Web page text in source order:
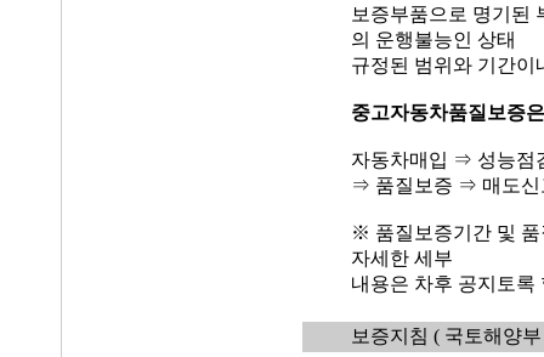
보증부품으로 명기된
의 운행불능인 상태
규정된 범위와 기간이
중고자동차품질보증은
자동차매입 ⇒ 성능점
⇒ 품질보증 ⇒ 매도신
※ 품질보증기간 및 품
자세한 세부
내용은 차후 공지토록
보증지침 ( 국토해양